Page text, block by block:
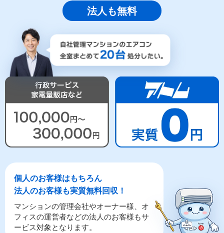
法人も無料
個人のお客様はもちろん
法人のお客様も実質無料回収！
マンションの管理会社やオーナー様、オ
フィスの運営者などの法人のお客様もサ
ービス対象となります。